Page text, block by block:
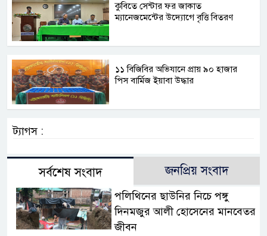
কুবিতে সেন্টার ফর জাকাত
ম্যানেজমেন্টের উদ্যোগে বৃত্তি বিতরণ
১১ বিজিবির অভিযানে প্রায় ৯০ হাজার
পিস বার্মিজ ইয়াবা উদ্ধার
ট্যাগস :
সর্বশেষ সংবাদ জনপ্রিয় সংবাদ
পলিথিনের ছাউনির নিচে পঙ্গু
দিনমজুর আলী হোসেনের মানবেতর
জীবন